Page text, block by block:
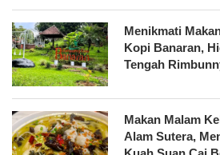
Menikmati
Kopi Banaran,
Tengah
Makan Malam
Alam Sutera,